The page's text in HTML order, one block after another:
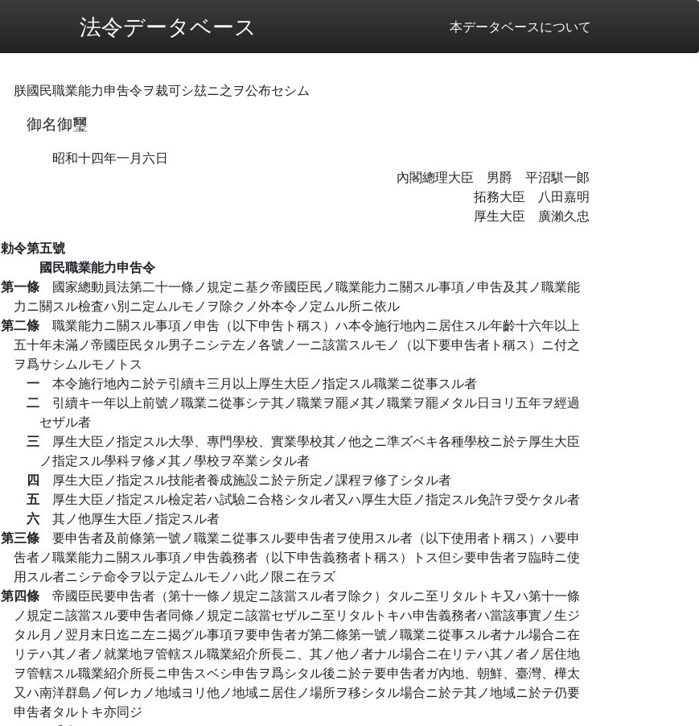
法令データベース 本データベースについて
朕國民職業能力申吿令ヲ裁可シ玆ニ之ヲ公布セシム
御名御璽
昭和十四年一月六日
內閣總理大臣 男爵 平沼騏一郞
拓務大臣 八田嘉明
厚生大臣 廣瀨久忠
勅令第五號
國民職業能力申吿令
第一條 國家總動員法第二十一條ノ規定ニ基ク帝國臣民ノ職業能力ニ關スル事項ノ申吿及其ノ職業能
力ニ關スル檢査ハ別ニ定ムルモノヲ除クノ外本令ノ定ムル所ニ依ル
第二條 職業能力ニ關スル事項ノ申吿（以下申吿ト稱ス）ハ本令施行地內ニ居住スル年齡十六年以上
五十年未滿ノ帝國臣民タル男子ニシテ左ノ各號ノ一ニ該當スルモノ（以下要申吿者ト稱ス）ニ付之
ヲ爲サシムルモノトス
一 本令施行地內ニ於テ引續キ三月以上厚生大臣ノ指定スル職業ニ從事スル者
二 引續キ一年以上前號ノ職業ニ從事シテ其ノ職業ヲ罷メ其ノ職業ヲ罷メタル日ヨリ五年ヲ經過
セザル者
三 厚生大臣ノ指定スル大學、專門學校、實業學校其ノ他之ニ準ズベキ各種學校ニ於テ厚生大臣
ノ指定スル學科ヲ修メ其ノ學校ヲ卒業シタル者
四 厚生大臣ノ指定スル技能者養成施設ニ於テ所定ノ課程ヲ修了シタル者
五 厚生大臣ノ指定スル檢定若ハ試驗ニ合格シタル者又ハ厚生大臣ノ指定スル免許ヲ受ケタル者
六 其ノ他厚生大臣ノ指定スル者
第三條 要申吿者及前條第一號ノ職業ニ從事スル要申吿者ヲ使用スル者（以下使用者ト稱ス）ハ要申
吿者ノ職業能力ニ關スル事項ノ申吿義務者（以下申吿義務者ト稱ス）トス但シ要申吿者ヲ臨時ニ使
用スル者ニシテ命令ヲ以テ定ムルモノハ此ノ限ニ在ラズ
第四條 帝國臣民要申吿者（第十一條ノ規定ニ該當スル者ヲ除ク）タルニ至リタルトキ又ハ第十一條
ノ規定ニ該當スル要申吿者同條ノ規定ニ該當セザルニ至リタルトキハ申吿義務者ハ當該事實ノ生ジ
タル月ノ翌月末日迄ニ左ニ揭グル事項ヲ要申吿者ガ第二條第一號ノ職業ニ從事スル者ナル場合ニ在
リテハ其ノ者ノ就業地ヲ管轄スル職業紹介所長ニ、其ノ他ノ者ナル場合ニ在リテハ其ノ者ノ居住地
ヲ管轄スル職業紹介所長ニ申吿スベシ申吿ヲ爲シタル後ニ於テ要申吿者ガ內地、朝鮮、臺灣、樺太
又ハ南洋群島ノ何レカノ地域ヨリ他ノ地域ニ居住ノ場所ヲ移シタル場合ニ於テ其ノ地域ニ於テ仍要
申吿者タルトキ亦同ジ